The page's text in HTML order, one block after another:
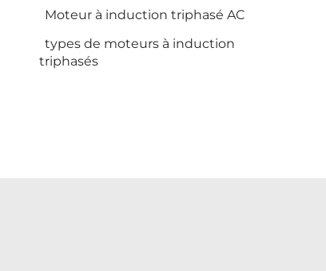
Moteur à induction triphasé AC
types de moteurs à induction
triphasés